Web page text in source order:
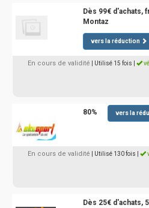
Dès 99€ d'achats,
Montaz
vers la réduction
En cours de validité | Utilisé 15 fois
80% vers la
En cours de validité | Utilisé 130 fois
Dès 25€ d'achats,